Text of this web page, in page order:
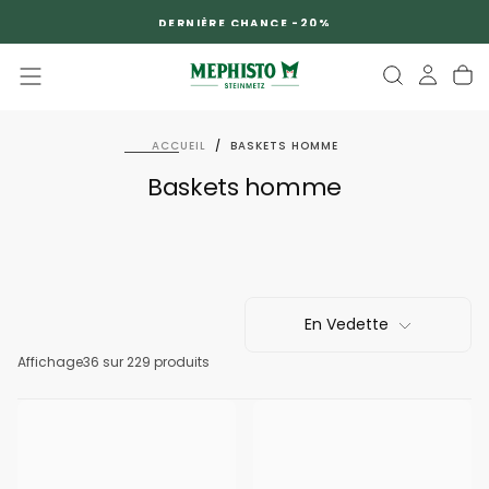
DERNIÈRE CHANCE -20%
ACCUEIL / BASKETS HOMME
Baskets homme
En Vedette
Affichage36 sur 229 produits